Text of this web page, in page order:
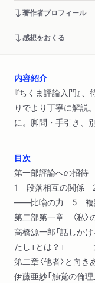
著作者プロフィール
感想をおくる
内容紹介
『ちくま評論入門』
りでより丁寧に解説
に。脚問・手引き、
目次
第一部評論への招待
1 段落相互の関
第二部第一章 〈私
高橋源一郎「話しかけることば」 松
第二章〈他者〉と向
伊藤亜紗「触覚の倫理」 鷲田